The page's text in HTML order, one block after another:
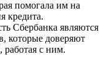
помогала им на
кредита.
Сбербанка являются
которые доверяют
работая с ним.